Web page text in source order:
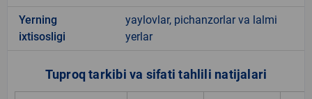
Yerning
ixtisosligi
yaylovlar, pichanzorlar va lalmi
yerlar
Tuproq tarkibi va sifati tahlili natijalari